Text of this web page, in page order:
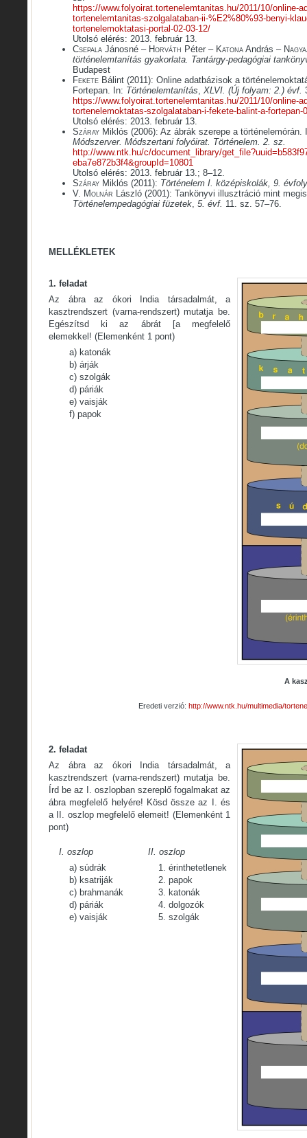
https://www.folyoirat.tortenelemtanitas.hu/2011/10/online-
tortenelemtanitas-szolgalataban-ii-%E2%80%93-benyi-
tortenelemoktatasi-portal-02-03-12/
Utolsó elérés: 2013. február 13.
Csepala Jánosné – Horváth Péter – Katona András –
történelemtanítás gyakorlata. Tantárgy-pedagógiai
Budapest
Fekete Bálint (2011): Online adatbázisok a
Fortepan. In: Történelemtanítás XLVI. (Új folyam: 2.) évf.
https://www.folyoirat.tortenelemtanitas.hu/2011/10/online-
tortenelemoktatas-szolgalataban-i-fekete-balint-a-fortepan-
Utolsó elérés: 2013. február 13.
Száray Miklós (2006): Az ábrák szerepe a
Módszerver. Módszertani folyóirat. Történelem. 2. sz.
http://www.ntk.hu/c/document_library/
eba7e872b3f4&groupId=10801
Utolsó elérés: 2013. február 13.; 8–12.
Száray Miklós (2011): Történelem I. középiskolák, 9.
V. Molnár László (2001): Tankönyvi illusztráció mint
Történelempedagógiai füzetek 5. évf. 11. sz. 57–76.
MELLÉKLETEK
1. feladat
Az ábra az ókori India társadalmát, a
kasztrendszert (varna-rendszert) mutatja be.
Egészítsd ki az ábrát [a megfelelő
elemekkel! (Elemenként 1 pont)
a) katonák
b) árják
c) szolgák
d) páriák
e) vaisják
f) papok
A
Eredeti verzió: http://www.ntk.hu/multimedia/
2. feladat
Az ábra az ókori India társadalmát, a
kasztrendszert (varna-rendszert) mutatja be.
Írd be az I. oszlopban szereplő fogalmakat az
ábra megfelelő helyére! Kösd össze az I. és
a II. oszlop megfelelő elemeit! (Elemenként 1
pont)
I. oszlop
a) súdrák
b) ksatriják
c) brahmanák
d) páriák
e) vaisják
II. oszlop
1. érinthetetlenek
2. papok
3. katonák
4. dolgozók
5. szolgák